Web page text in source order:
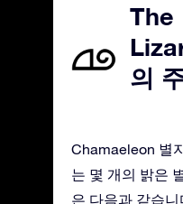
The
의
Chamaeleon 별
는 몇 개의 밝은
은 다음과 같습니